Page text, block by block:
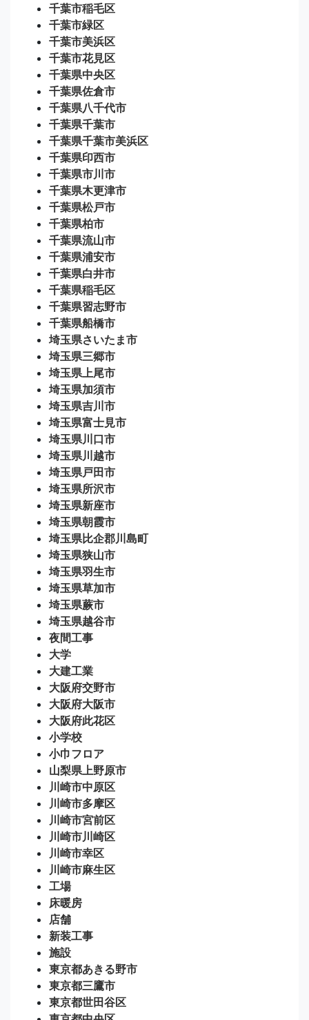
千葉市稲毛区
千葉市緑区
千葉市美浜区
千葉市花見区
千葉県中央区
千葉県佐倉市
千葉県八千代市
千葉県千葉市
千葉県千葉市美浜区
千葉県印西市
千葉県市川市
千葉県木更津市
千葉県松戸市
千葉県柏市
千葉県流山市
千葉県浦安市
千葉県白井市
千葉県稲毛区
千葉県習志野市
千葉県船橋市
埼玉県さいたま市
埼玉県三郷市
埼玉県上尾市
埼玉県加須市
埼玉県吉川市
埼玉県富士見市
埼玉県川口市
埼玉県川越市
埼玉県戸田市
埼玉県所沢市
埼玉県新座市
埼玉県朝霞市
埼玉県比企郡川島町
埼玉県狭山市
埼玉県羽生市
埼玉県草加市
埼玉県蕨市
埼玉県越谷市
夜間工事
大学
大建工業
大阪府交野市
大阪府大阪市
大阪府此花区
小学校
小巾フロア
山梨県上野原市
川崎市中原区
川崎市多摩区
川崎市宮前区
川崎市川崎区
川崎市幸区
川崎市麻生区
工場
床暖房
店舗
新装工事
施設
東京都あきる野市
東京都三鷹市
東京都世田谷区